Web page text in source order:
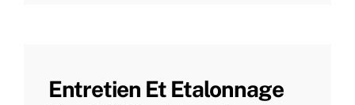
Entretien Et Etalonnage